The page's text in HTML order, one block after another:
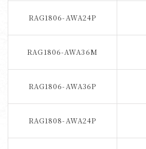
RAG1806-AWA24P
RAG1806-AWA36M
RAG1806-AWA36P
RAG1808-AWA24P